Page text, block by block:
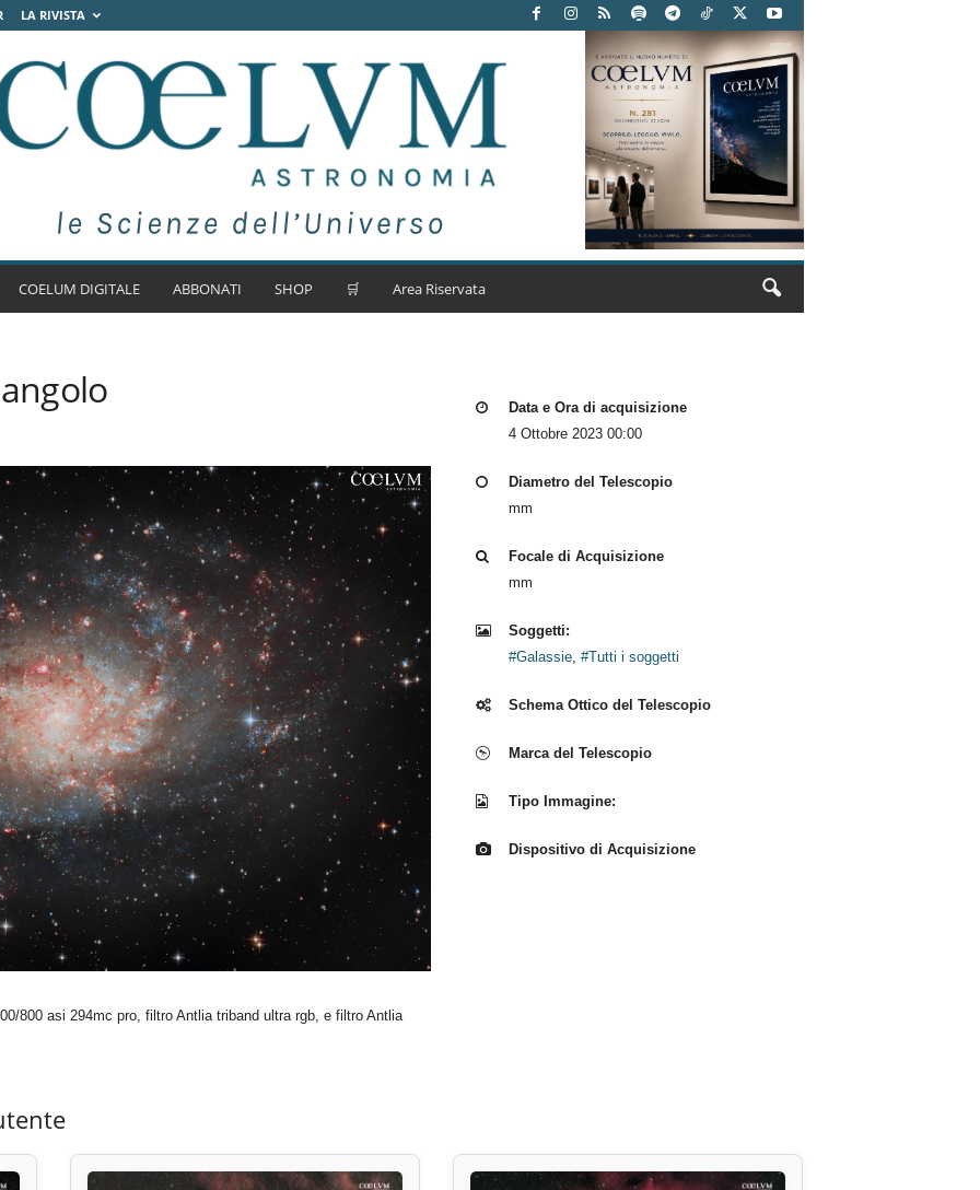
LA RIVISTA
COELUM DIGITALE ABBONATI SHOP 🛒 Area Riservata
800 asi 294mc pro, filtro Antlia triband ultra rgb, e filtro Antlia
Data e Ora di acquisizione
4 Ottobre 2023 00:00
Diametro del Telescopio
mm
Focale di Acquisizione
mm
Soggetti:
#Galassie, #Tutti i soggetti
Schema Ottico del Telescopio
Marca del Telescopio
Tipo Immagine:
Dispositivo di Acquisizione